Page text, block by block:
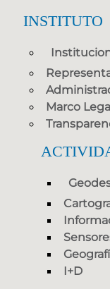
INSTITUTO
Marco Legal
I+D